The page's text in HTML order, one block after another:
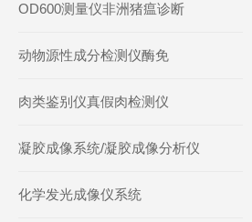
OD600测量仪非洲猪瘟诊断
动物源性成分检测仪酶免
肉类鉴别仪真假肉检测仪
凝胶成像系统/凝胶成像分析仪
化学发光成像仪系统